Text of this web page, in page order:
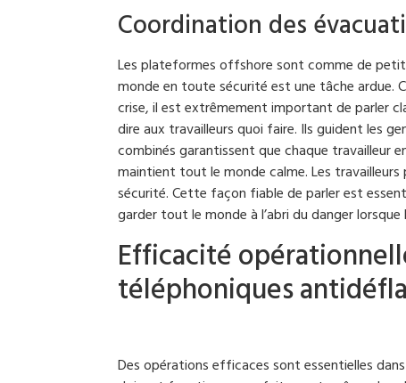
Coordination des
Les plateformes offshore sont comme de
monde en toute sécurité est une tâche ardue.
crise, il est extrêmement important de parler
dire aux travailleurs quoi faire. Ils guident les
combinés garantissent que chaque travailleur
maintient tout le monde calme. Les
sécurité. Cette façon fiable de parler est
garder tout le monde à l’abri du danger
Efficacité
téléphoniques
Des opérations efficaces sont essentielles